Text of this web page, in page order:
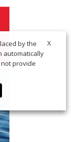
X
by the
automatically
provide